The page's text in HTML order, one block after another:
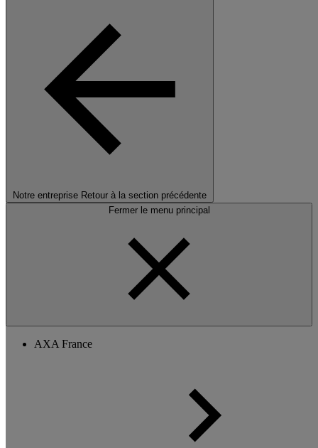
Notre entreprise Retour à la section précédente
Fermer le menu principal
AXA France